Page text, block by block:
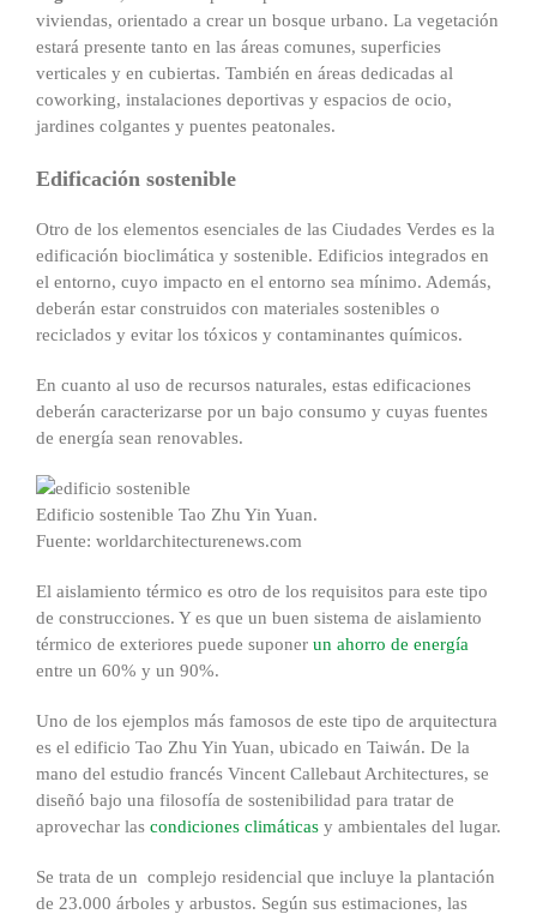
viviendas, orientado a crear un bosque urbano. La vegetación
estará presente tanto en las áreas comunes, superficies
verticales y en cubiertas. También en áreas dedicadas al
coworking, instalaciones deportivas y espacios de ocio,
jardines colgantes y puentes peatonales.
Edificación sostenible
Otro de los elementos esenciales de las Ciudades Verdes es la
edificación bioclimática y sostenible. Edificios integrados en
el entorno, cuyo impacto en el entorno sea mínimo. Además,
deberán estar construidos con materiales sostenibles o
reciclados y evitar los tóxicos y contaminantes químicos.
En cuanto al uso de recursos naturales, estas edificaciones
deberán caracterizarse por un bajo consumo y cuyas fuentes
de energía sean renovables.
Edificio sostenible Tao Zhu Yin Yuan.
Fuente: worldarchitecturenews.com
El aislamiento térmico es otro de los requisitos para este tipo
de construcciones. Y es que un buen sistema de aislamiento
térmico de exteriores puede suponer un ahorro de energía
entre un 60% y un 90%.
Uno de los ejemplos más famosos de este tipo de arquitectura
es el edificio Tao Zhu Yin Yuan, ubicado en Taiwán. De la
mano del estudio francés Vincent Callebaut Architectures, se
diseñó bajo una filosofía de sostenibilidad para tratar de
aprovechar las condiciones climáticas y ambientales del lugar.
Se trata de un complejo residencial que incluye la plantación
de 23.000 árboles y arbustos. Según sus estimaciones, las